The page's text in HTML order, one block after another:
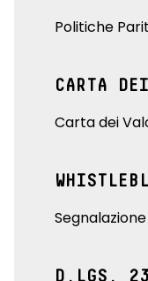
Politiche
CARTA
Carta dei
Segnalazione
D.LGS.